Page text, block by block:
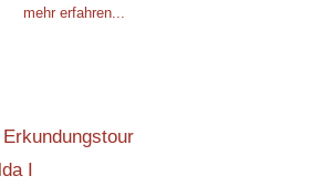
mehr erfahren...
I